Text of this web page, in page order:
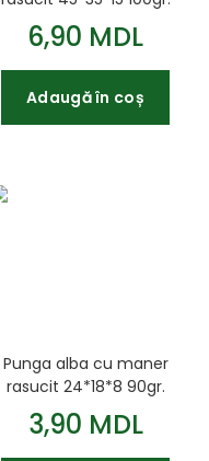
6,90 MDL
Adaugă în coș
Punga alba cu maner
rasucit 24*18*8 90gr.
3,90 MDL